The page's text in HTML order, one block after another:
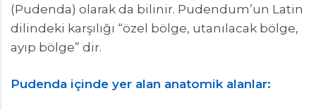
(Pudenda) olarak da bilinir. Pudendum’un Latin
dilindeki karşılığı “özel bölge, utanılacak bölge,
ayıp bölge” dir.
Pudenda içinde yer alan anatomik alanlar: